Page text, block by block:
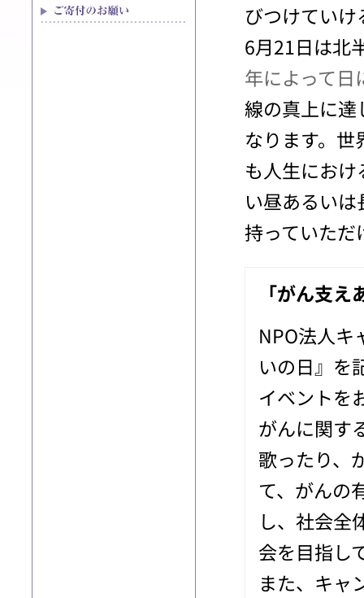
びつけてい
6月21日は北
年によって
線の真上に
なります。
も人生にお
い昼あるい
持っていただ
「がん支
NPO法人キ
いの日』を
イベントを
がんに関す
歌ったり、
て、がんの
し、社会全
会を目指し
また、キャ